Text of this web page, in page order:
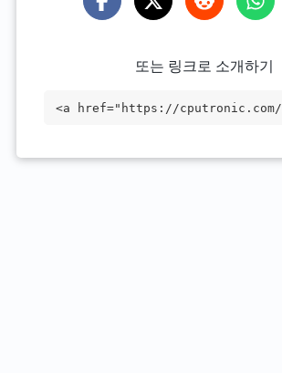
또는 링크로 소개하기
<a href="https://